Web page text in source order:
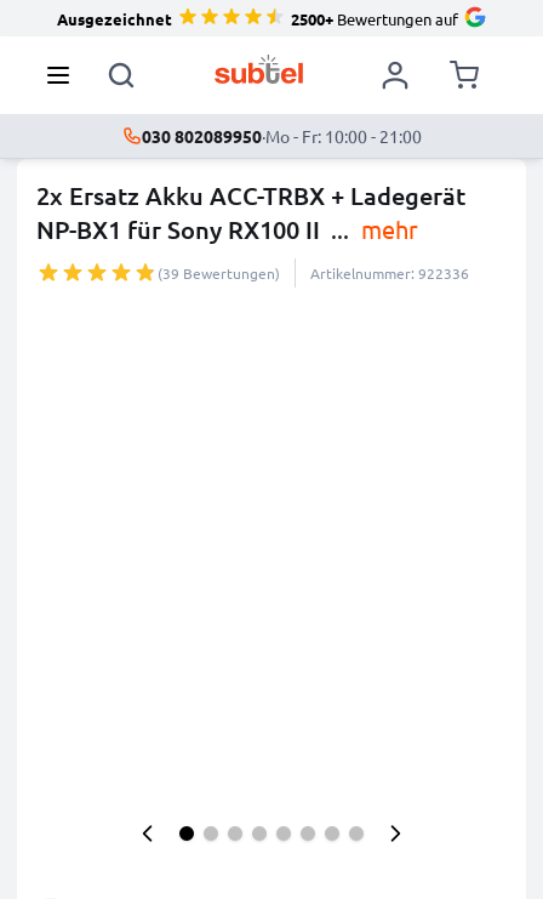
Ausgezeichnet 2500+Bewertungen auf
030 802089950·Mo - Fr: 10:00 - 21:00
2x Ersatz Akku ACC-TRBX + Ladegerät
NP-BX1 für Sony RX100 II ... mehr
(39 Bewertungen) Artikelnummer: 922336